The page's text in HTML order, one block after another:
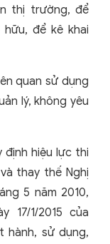
thị trường, để
để kê khai
quan sử dụng
lý, không yêu
định hiệu lực thi
thay thế Nghị
5 năm 2010,
17/1/2015 của
hành, sử dụng,